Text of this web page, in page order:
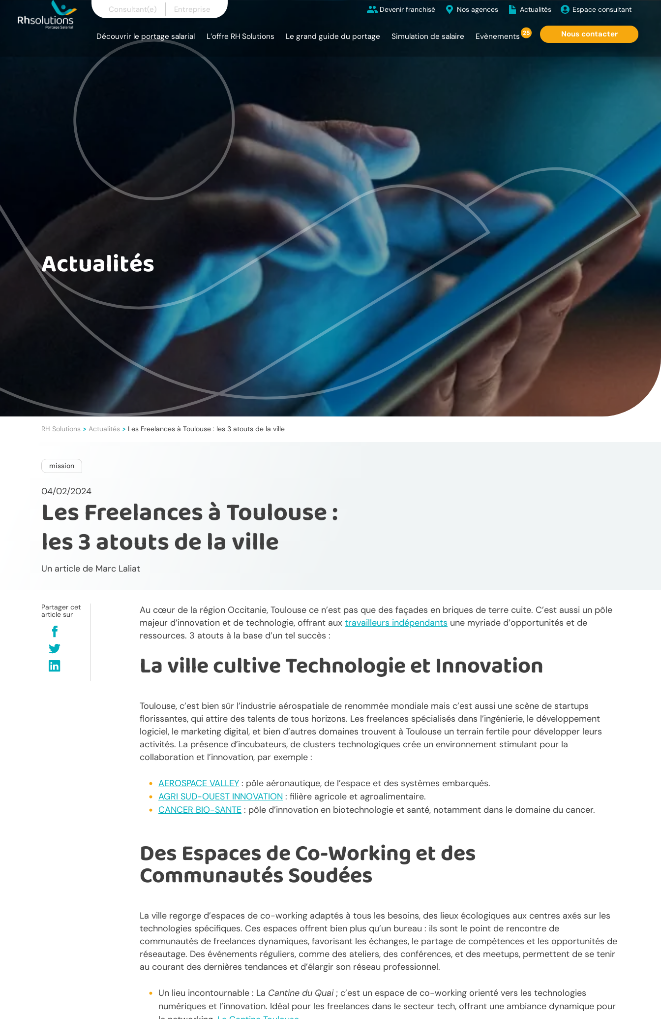
Consultant(e) Entreprise Devenir franchisé Nos agences Actualités Espace consultant
Découvrir le portage salarial L’offre RH Solutions Le grand guide du portage Simulation de salaire Evènements 25 Nous contacter
Actualités
RH Solutions > Actualités > Les Freelances à Toulouse : les 3 atouts de la ville
mission
04/02/2024
Les Freelances à Toulouse :
les 3 atouts de la ville
Un article de Marc Laliat
Partager cet
article sur
Au cœur de la région Occitanie, Toulouse ce n’est pas que des façades en briques de terre cuite. C’est aussi un pôle
majeur d’innovation et de technologie, offrant aux travailleurs indépendants une myriade d’opportunités et de
ressources. 3 atouts à la base d’un tel succès :
La ville cultive Technologie et Innovation
Toulouse, c’est bien sûr l’industrie aérospatiale de renommée mondiale mais c’est aussi une scène de startups
florissantes, qui attire des talents de tous horizons. Les freelances spécialisés dans l’ingénierie, le développement
logiciel, le marketing digital, et bien d’autres domaines trouvent à Toulouse un terrain fertile pour développer leurs
activités. La présence d’incubateurs, de clusters technologiques crée un environnement stimulant pour la
collaboration et l’innovation, par exemple :
AEROSPACE VALLEY : pôle aéronautique, de l’espace et des systèmes embarqués.
AGRI SUD-OUEST INNOVATION : filière agricole et agroalimentaire.
CANCER BIO-SANTE : pôle d’innovation en biotechnologie et santé, notamment dans le domaine du cancer.
Des Espaces de Co-Working et des
Communautés Soudées
La ville regorge d’espaces de co-working adaptés à tous les besoins, des lieux écologiques aux centres axés sur les
technologies spécifiques. Ces espaces offrent bien plus qu’un bureau : ils sont le point de rencontre de
communautés de freelances dynamiques, favorisant les échanges, le partage de compétences et les opportunités de
réseautage. Des événements réguliers, comme des ateliers, des conférences, et des meetups, permettent de se tenir
au courant des dernières tendances et d’élargir son réseau professionnel.
Un lieu incontournable : La Cantine du Quai; c’est un espace de co-working orienté vers les technologies
numériques et l’innovation. Idéal pour les freelances dans le secteur tech, offrant une ambiance dynamique pour